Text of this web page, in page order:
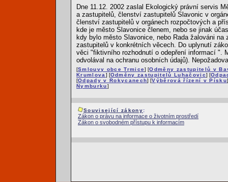
Dne 11.12. 2002 zaslal Ekologický právní servis
a zastupitelů, členství zastupitelů Slavonic v
členství zastupitelů v orgánech rozpočtových a
kde je město Slavonice členem, nebo se jinak
kdy bylo město Slavonice, nebo Rada žalováni
zastupitelů v konkrétních věcech. Do uplynutí
věci "fiktivního rozhodnutí o odepření informací ".
odvolával na ochranu osobních údajů).
[Smlouvy obce Trmice] [Odměny zastupitelů v
Krumlova ] [Odměny zastupitelů Luhačovic] [
[Odpady v Rokycanech] [Výběrová řízení v Písku
Nymburku]
Související zákony:
Zákon o právu na informace o životním prostředí
Zákon o svobodném přístupu k informacím